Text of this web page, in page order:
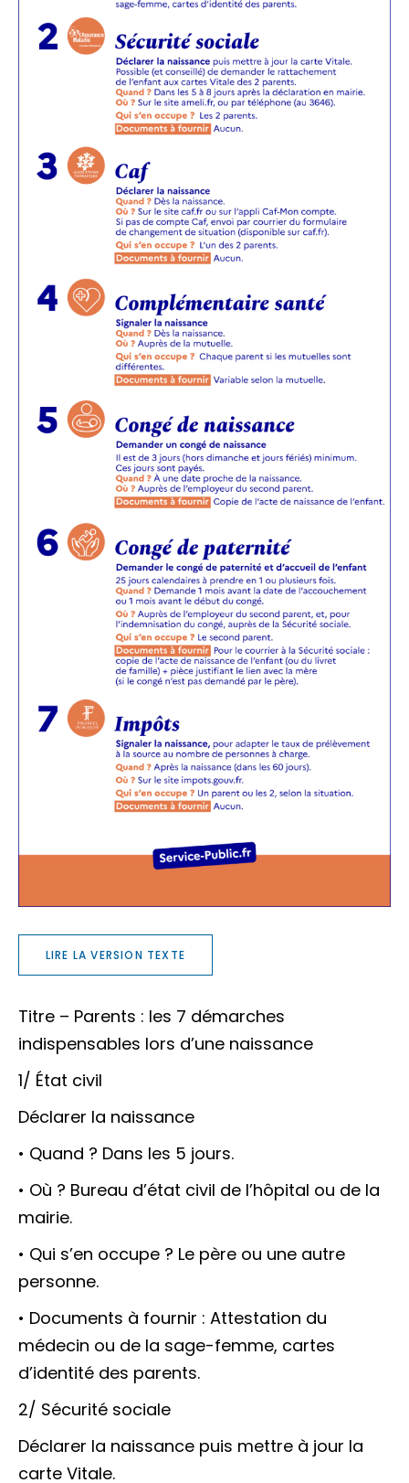
LIRE LA VERSION TEXTE
Titre – Parents : les 7 démarches
indispensables lors d’une naissance
1/ État civil
Déclarer la naissance
• Quand ? Dans les 5 jours.
• Où ? Bureau d’état civil de l’hôpital ou de la
mairie.
• Qui s’en occupe ? Le père ou une autre
personne.
• Documents à fournir : Attestation du
médecin ou de la sage-femme, cartes
d’identité des parents.
2/ Sécurité sociale
Déclarer la naissance puis mettre à jour la
carte Vitale.